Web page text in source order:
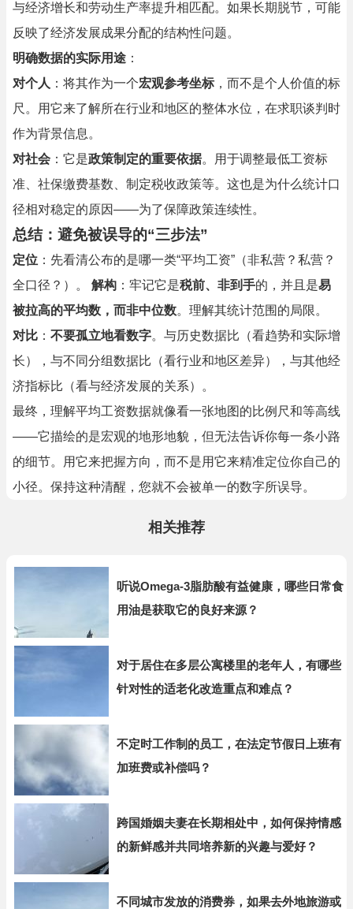
与经济增长和劳动生产率提升相匹配。如果长期脱节，可能
反映了经济发展成果分配的结构性问题。
明确数据的实际用途 ：
对个人 ：将其作为一个宏观参考坐标，而不是个人价值的标
尺。用它来了解所在行业和地区的整体水位，在求职谈判时
作为背景信息。
对社会 ：它是政策制定的重要依据。用于调整最低工资标
准、社保缴费基数、制定税收政策等。这也是为什么统计口
径相对稳定的原因——为了保障政策连续性。
总结：避免被误导的“三步法”
定位 ：先看清公布的是哪一类“平均工资”（非私营？私营？
全口径？）。 解构 ：牢记它是税前、非到手的，并且是易
被拉高的平均数，而非中位数。理解其统计范围的局限。
对比 ： 不要孤立地看数字。与历史数据比（看趋势和实际增
长），与不同分组数据比（看行业和地区差异），与其他经
济指标比（看与经济发展的关系）。
最终，理解平均工资数据就像看一张地图的比例尺和等高线
——它描绘的是宏观的地形地貌，但无法告诉你每一条小路
的细节。用它来把握方向，而不是用它来精准定位你自己的
小径。保持这种清醒，您就不会被单一的数字所误导。
相关推荐
听说Omega-3脂肪酸有益健康，哪些日常食
用油是获取它的良好来源？
对于居住在多层公寓楼里的老年人，有哪些
针对性的适老化改造重点和难点？
不定时工作制的员工，在法定节假日上班有
加班费或补偿吗？
跨国婚姻夫妻在长期相处中，如何保持情感
的新鲜感并共同培养新的兴趣与爱好？
不同城市发放的消费券，如果去外地旅游或